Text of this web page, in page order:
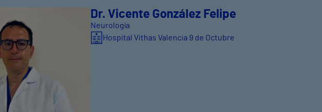
Dr. Vicente González Felipe
Neurología
Hospital Vithas Valencia 9 de Octubre